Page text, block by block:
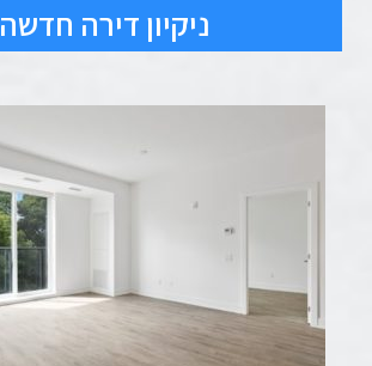
ניקיון דירה חדשה